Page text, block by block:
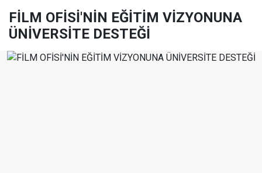
FİLM OFİSİ'NİN EĞİTİM VİZYONUNA
ÜNİVERSİTE DESTEĞİ